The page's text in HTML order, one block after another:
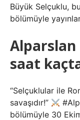
Büyük Selçuklu,
bölümüyle
Alparslan
saat
“Selçuklular ile
savaşıdır!”
bölümüyle 30